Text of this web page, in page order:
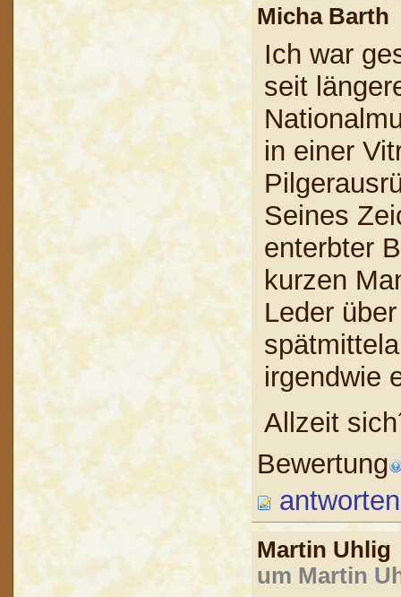
Micha
Ich war
seit
in einer
Seines
enterbter
kurzen
Leder
irgendwie
Allzeit
Bewertung
antworten
Martin
um Martin